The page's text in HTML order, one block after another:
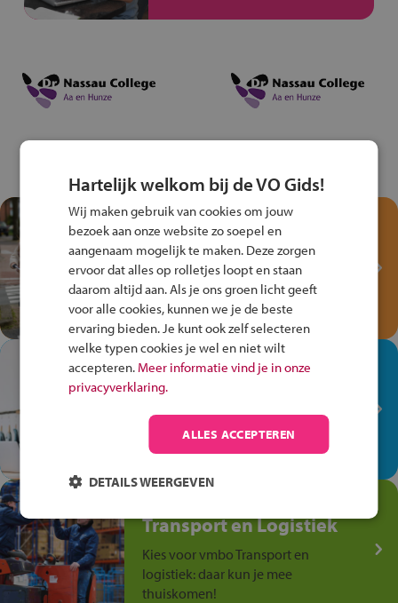
Test je kennis met het
Fiets Veilig
Verkeersspel!
Speel het Fiets Veilig Verkeersspel
en win een Cortina-fiets!
In de winkel ben je op je
plek!
Ontdek via het vmbo jouw talent
op de winkelvloer, waar elke dag
anders is!
Transport en Logistiek
Kies voor vmbo Transport en
logistiek: daar kun je mee
thuiskomen!
Hartelijk welkom bij de VO Gids!
Wij maken gebruik van cookies om jouw
bezoek aan onze website zo soepel en
aangenaam mogelijk te maken. Deze zorgen
ervoor dat alles op rolletjes loopt en staan
daarom altijd aan. Als je ons groen licht geeft
voor alle cookies, kunnen we je de beste
ervaring bieden. Je kunt ook zelf selecteren
welke typen cookies je wel en niet wilt
accepteren. Meer informatie vind je in onze
privacyverklaring.
ALLES ACCEPTEREN
DETAILS WEERGEVEN